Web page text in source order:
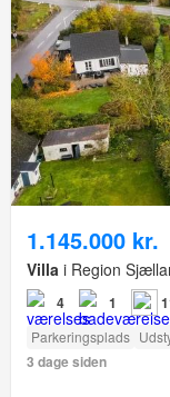
1.145.000 kr.
Villa i Region
4 1
Parkeringsplads
3 dage siden